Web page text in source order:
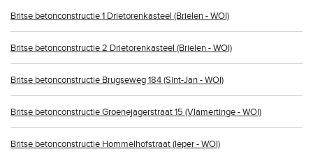
Britse betonconstructie 1 Drietorenkasteel (Brielen - WOI)
Britse betonconstructie 2 Drietorenkasteel (Brielen - WOI)
Britse betonconstructie Brugseweg 184 (Sint-Jan - WOI)
Britse betonconstructie Groenejagerstraat 15 (Vlamertinge - WOI)
Britse betonconstructie Hommelhofstraat (Ieper - WOI)